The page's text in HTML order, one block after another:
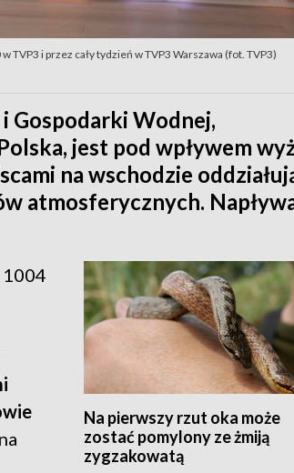
TVP3 i przez cały tydzień w TVP3 Warszawa (fot. TVP3)
Wodnej,
jest pod wpływem
na wschodzie
atmosferycznych.
Na pierwszy rzut oka może
zostać pomylony ze żmiją
zygzakowatą
1004